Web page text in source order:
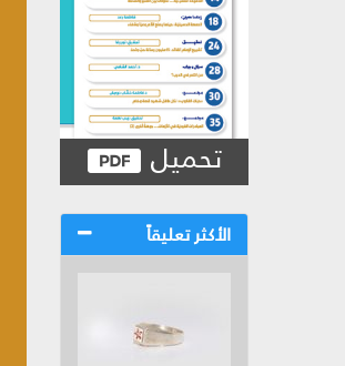
تحميل
الأكثر تعليقاً